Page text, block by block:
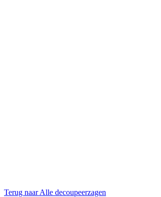
Terug naar Alle decoupeerzagen